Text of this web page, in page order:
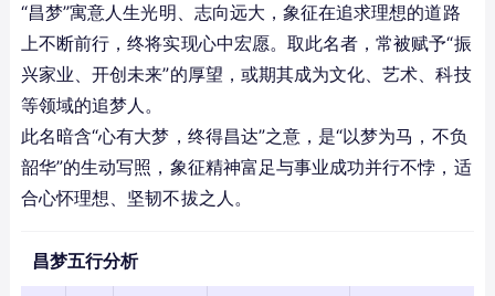
“昌梦”寓意人生光明、志向远大，象征在追求理想的道路
上不断前行，终将实现心中宏愿。取此名者，常被赋予“振
兴家业、开创未来”的厚望，或期其成为文化、艺术、科技
等领域的追梦人。
此名暗含“心有大梦，终得昌达”之意，是“以梦为马，不负
韶华”的生动写照，象征精神富足与事业成功并行不悖，适
合心怀理想、坚韧不拔之人。
昌梦五行分析